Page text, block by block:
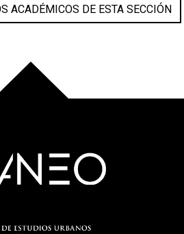
ACADÉMICOS DE ESTA SECCIÓN